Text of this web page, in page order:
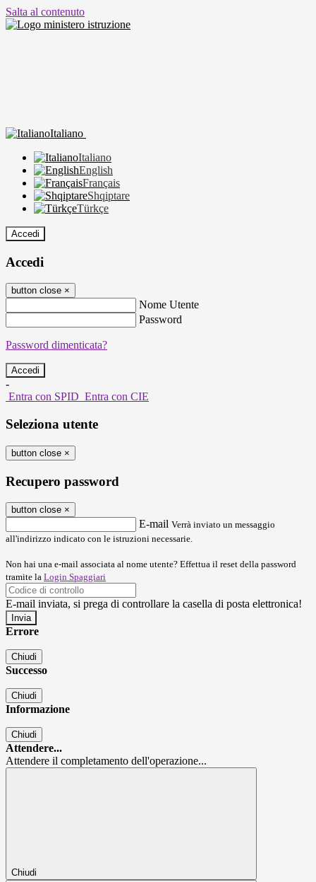
Salta al contenuto
Italiano
Italiano
English
Français
Shqiptare
Türkçe
Accedi
Accedi
button close ×
Nome Utente
Password
Password dimenticata?
-
Entra con SPID Entra con CIE
Seleziona utente
button close ×
Recupero password
button close ×
E-mail Verrà inviato un messaggio
all'indirizzo indicato con le istruzioni necessarie.
Non hai una e-mail associata al nome utente? Effettua il reset della password
tramite la Login Spaggiari
E-mail inviata, si prega di controllare la casella di posta elettronica!
Errore
Chiudi
Successo
Chiudi
Informazione
Chiudi
Attendere...
Attendere il completamento dell'operazione...
Chiudi